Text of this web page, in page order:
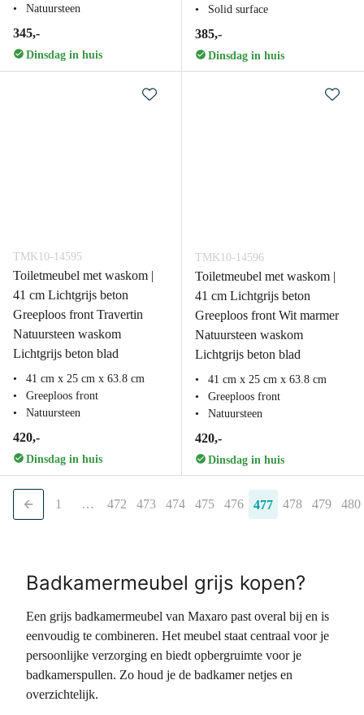
Natuursteen
345,-
Dinsdag in huis
Solid surface
385,-
Dinsdag in huis
TMK10-14595
Toiletmeubel met waskom |
41 cm Lichtgrijs beton
Greeploos front Travertin
Natuursteen waskom
Lichtgrijs beton blad
41 cm x 25 cm x 63.8 cm
Greeploos front
Natuursteen
420,-
Dinsdag in huis
TMK10-14596
Toiletmeubel met waskom |
41 cm Lichtgrijs beton
Greeploos front Wit marmer
Natuursteen waskom
Lichtgrijs beton blad
41 cm x 25 cm x 63.8 cm
Greeploos front
Natuursteen
420,-
Dinsdag in huis
1 … 472 473 474 475 476 477 478 479 480
Badkamermeubel grijs kopen?
Een grijs badkamermeubel van Maxaro past overal bij en is
eenvoudig te combineren. Het meubel staat centraal voor je
persoonlijke verzorging en biedt opbergruimte voor je
badkamerspullen. Zo houd je de badkamer netjes en
overzichtelijk.